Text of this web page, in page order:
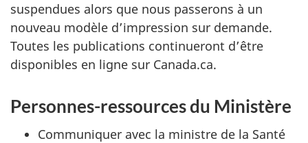
suspendues alors que nous passerons à un
nouveau modèle d’impression sur demande.
Toutes les publications continueront d’être
disponibles en ligne sur Canada.ca.
Personnes-ressources du Ministère
Communiquer avec la ministre de la Santé